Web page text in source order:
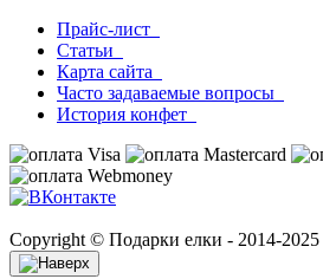
Прайс-лист
Статьи
Карта сайта
Часто задаваемые вопросы
История конфет
Copyright © Подарки елки - 2014-2025